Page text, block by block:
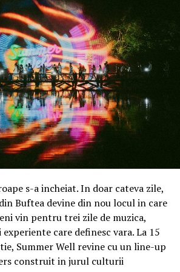
pe o viziune comună pentru
urma să exploreze limitele
și ale experiențelor de fotografie
primele rezultate ale parteneriatului
aspectului iconic Leica – Leica
Xiaomi. Au fost create două stiluri
„Leica Authentic Look”, care a
recunoscut instantaneu ca fiind
Look”, care a păstrat identitatea
în același timp stilul pentru
pentru mobil și rețelele sociale.
stiluri majore, alte funcții precum
din experiența autentică Leica pe
împreună cu Leica aduce
pe smartphone-uri.
s-a incheiat. In doar cateva zile,
Buftea devine din nou locul in care
vin pentru trei zile de muzica,
care definesc vara. La 15
Summer Well revine cu un line-up
construit in jurul culturii